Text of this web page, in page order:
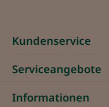
Kundenservice
Serviceangebote
Informationen